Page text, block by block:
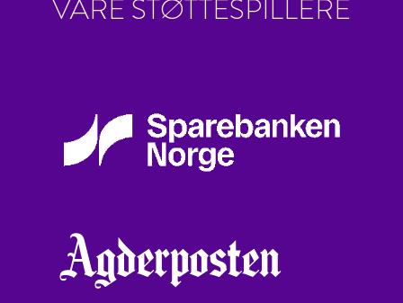
VÅRE STØTTESPILLERE